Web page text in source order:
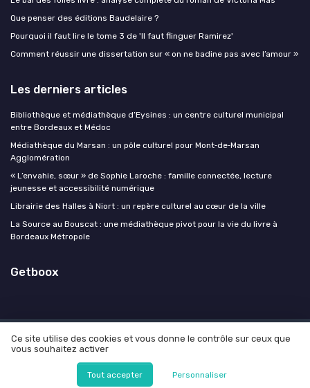
Que penser des éditions Baudelaire ?
Pourquoi il faut lire le tome 3 de 'Il faut flinguer Ramirez'
Comment réussir une dissertation sur « on ne badine pas avec l’amour »
Les derniers articles
Bibliothèque et médiathèque d’Eysines : un centre culturel municipal
entre Bordeaux et Médoc
Médiathèque du Marsan : un pôle culturel pour Mont‑de‑Marsan
Agglomération
« L’envahie, sœur » de Sophie Laroche : famille connectée, lecture
jeunesse et accessibilité numérique
Librairie des Halles à Niort : un repère culturel au cœur de la ville
La Source au Bouscat : une médiathèque pivot pour la vie du livre à
Bordeaux Métropole
Getboox
Mentions légales Politique de confidentialité
Grande
Enquête 2025 sur l'IA et les professionnels de l'édition
© Getboox 2026
Ce site utilise des cookies et vous donne le contrôle sur ceux que
vous souhaitez activer
Tout accepter Personnaliser